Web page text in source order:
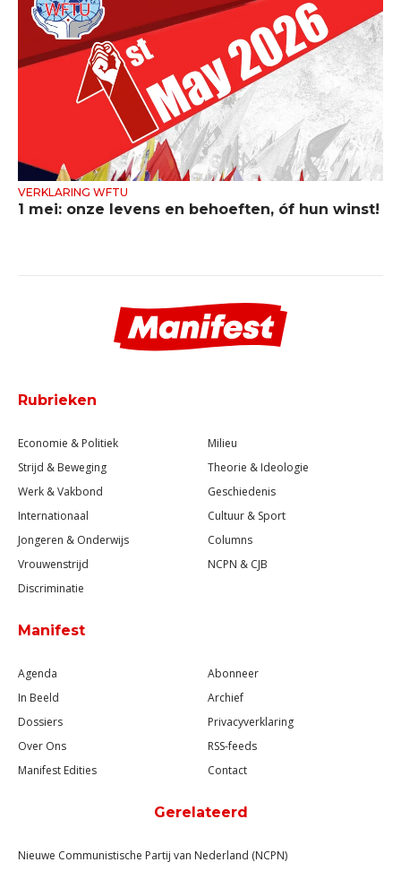
VERKLARING WFTU
1 mei: onze levens en behoeften, óf hun winst!
Rubrieken
Economie & Politiek
Strijd & Beweging
Werk & Vakbond
Internationaal
Jongeren & Onderwijs
Vrouwenstrijd
Discriminatie
Milieu
Theorie & Ideologie
Geschiedenis
Cultuur & Sport
Columns
NCPN & CJB
Manifest
Agenda
In Beeld
Dossiers
Over Ons
Manifest Edities
Abonneer
Archief
Privacyverklaring
RSS-feeds
Contact
Gerelateerd
Nieuwe Communistische Partij van Nederland (NCPN)